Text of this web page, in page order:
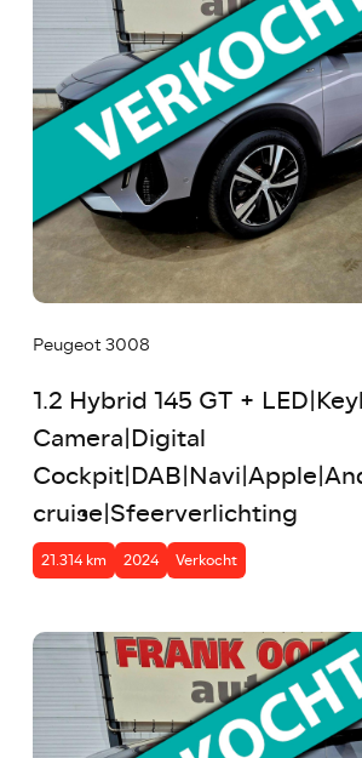
Peugeot 3008
1.2 Hybrid 145 GT +
Camera|Digital
cruise|Sfeerverlichting
21.314 km 2024 Verkocht